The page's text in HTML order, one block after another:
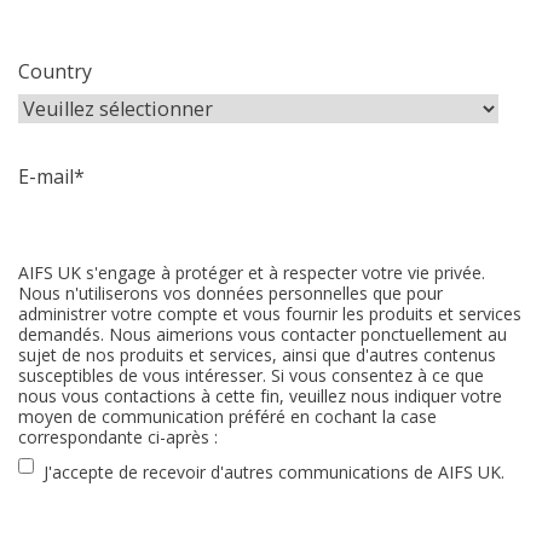
Country
E-mail*
AIFS UK s'engage à protéger et à respecter votre vie privée.
Nous n'utiliserons vos données personnelles que pour
administrer votre compte et vous fournir les produits et services
demandés. Nous aimerions vous contacter ponctuellement au
sujet de nos produits et services, ainsi que d'autres contenus
susceptibles de vous intéresser. Si vous consentez à ce que
nous vous contactions à cette fin, veuillez nous indiquer votre
moyen de communication préféré en cochant la case
correspondante ci-après :
J'accepte de recevoir d'autres communications de AIFS UK.